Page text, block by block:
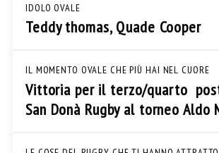
IDOLO OVALE
Teddy thomas, Quade Cooper
IL MOMENTO OVALE CHE PIÙ HAI NEL CUORE
Vittoria per il terzo/quarto posto contro
San Donà Rugby al torneo Aldo